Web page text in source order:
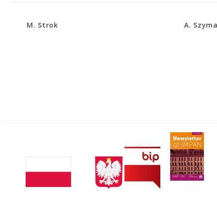
M. Strok A.